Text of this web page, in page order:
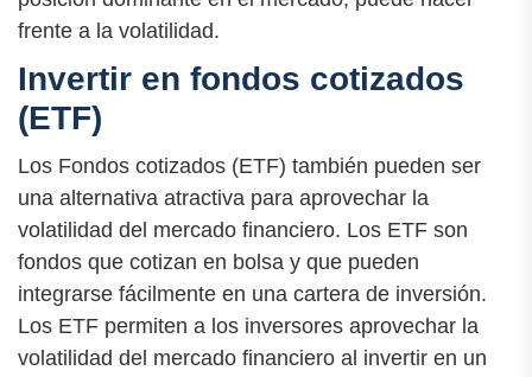
frente a la volatilidad.
Invertir en fondos cotizados
(ETF)
Los Fondos cotizados (ETF) también pueden ser
una alternativa atractiva para aprovechar la
volatilidad del mercado financiero. Los ETF son
fondos que cotizan en bolsa y que pueden
integrarse fácilmente en una cartera de inversión.
Los ETF permiten a los inversores aprovechar la
volatilidad del mercado financiero al invertir en un